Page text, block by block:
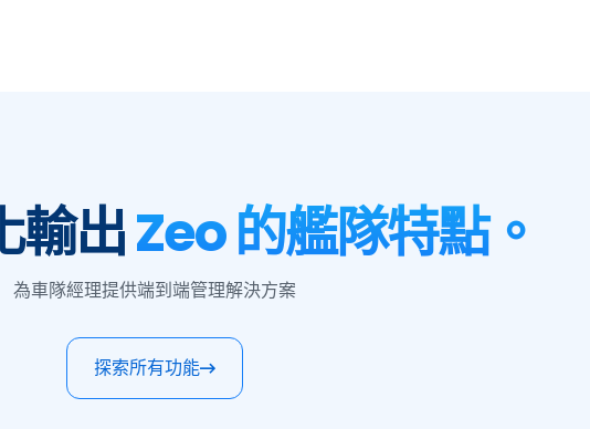
輸出Zeo 的艦隊特點。
為車隊經理提供端到端管理解決方案
探索所有功能